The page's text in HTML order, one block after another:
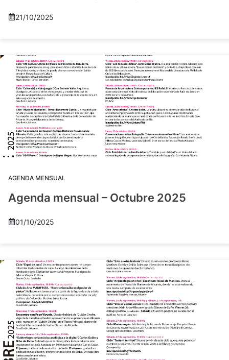
21/10/2025
AGENDA MENSUAL
Agenda mensual – Octubre 2025
01/10/2025